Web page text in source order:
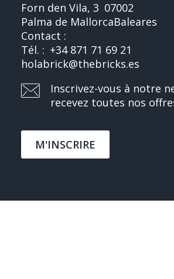
Forn den Vila, 3 07002
Palma de MallorcaBaleares
Contact :
Tél. : +34 871 71 69 21
holabrick@thebricks.es
Inscrivez-vous à notre
recevez toutes nos
M'INSCRIRE